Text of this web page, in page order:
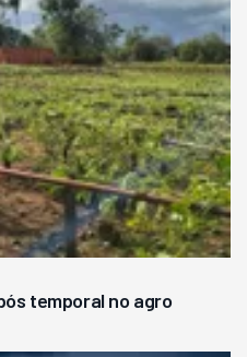
temporal no agro